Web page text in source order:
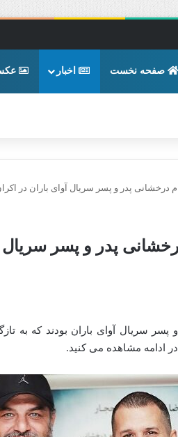
صفحه نخست اخبار
پدر و پسر سریال آوای باران در
پدر و پسر سریال
سریال آوای باران بودند که به
ادامه مشاهده می کنید.